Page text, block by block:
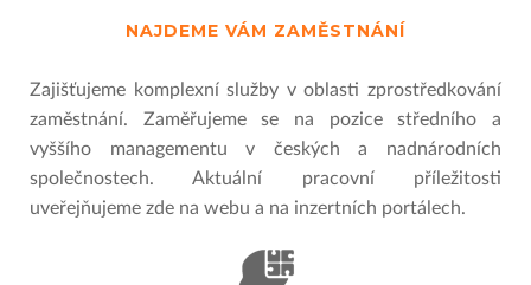
NAJDEME VÁM ZAMĚSTNÁNÍ
Zajišťujeme komplexní služby v oblasti zprostředkování
zaměstnání. Zaměřujeme se na pozice středního a
vyššího managementu v českých a nadnárodních
společnostech. Aktuální pracovní příležitosti
uveřejňujeme zde na webu a na inzertních portálech.